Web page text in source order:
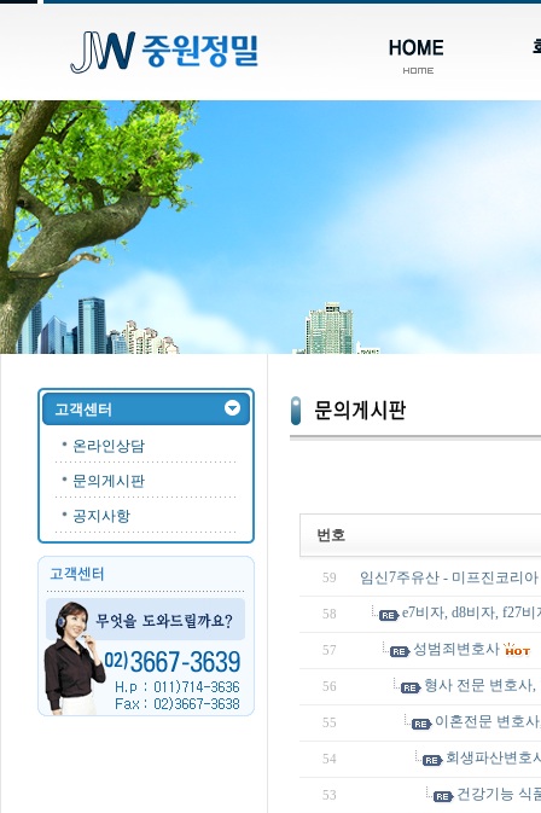
고객센터
온라인상담
문의게시판
공지사항
번호
59 임신7주유산 - 미프진코리
58 e7비자, d8비자, f27
57 성범죄변호사
56 형사 전문 변호사
55 이혼전문 변호
54 회생파산변호
53 건강기능 식